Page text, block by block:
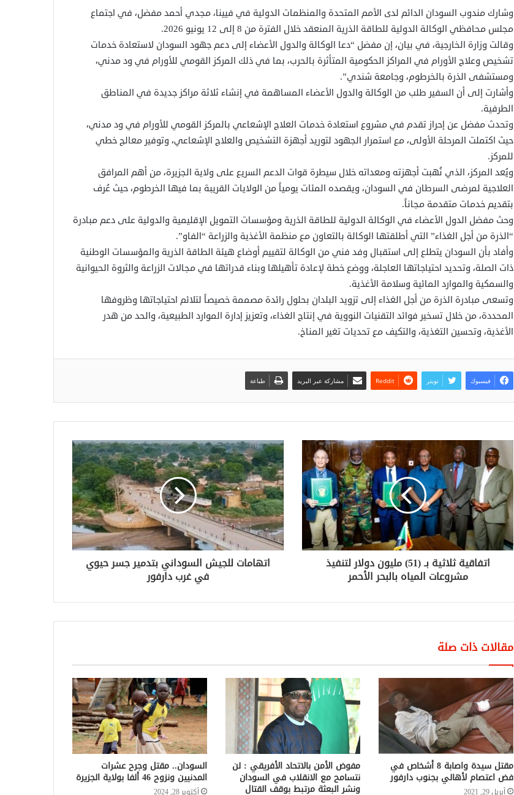
وشارك مندوب السودان الدائم لدى الأمم المتحدة والمنظمات الدولية في فيينا، مجدي أحمد مفضل، في اجتماع
مجلس محافظي الوكالة الدولية للطاقة الذرية المنعقد خلال الفترة من 8 إلى 12 يونيو 2026.
وقالت وزارة الخارجية، في بيان، إن مفضل “دعا الوكالة والدول الأعضاء إلى دعم جهود السودان لاستعادة خدمات
تشخيص وعلاج الأورام في المراكز الحكومية المتأثرة بالحرب، بما في ذلك المركز القومي للأورام في ود مدني،
ومستشفى الذرة بالخرطوم، وجامعة شندي”.
وأشارت إلى أن السفير طلب من الوكالة والدول الأعضاء المساهمة في إنشاء ثلاثة مراكز جديدة في المناطق
الطرفية.
وتحدث مفضل عن إحراز تقدم في مشروع استعادة خدمات العلاج الإشعاعي بالمركز القومي للأورام في ود مدني،
حيث اكتملت المرحلة الأولى، مع استمرار الجهود لتوريد أجهزة التشخيص والعلاج الإشعاعي، وتوفير معالج خطي
للمركز.
ويُعد المركز، الذي نُهبت أجهزته ومعداته خلال سيطرة قوات الدعم السريع على ولاية الجزيرة، من أهم المرافق
العلاجية لمرضى السرطان في السودان، ويقصده المئات يومياً من الولايات القريبة بما فيها الخرطوم، حيث عُرف
بتقديم خدمات متقدمة مجاناً.
وحث مفضل الدول الأعضاء في الوكالة الدولية للطاقة الذرية ومؤسسات التمويل الإقليمية والدولية على دعم مبادرة
“الذرة من أجل الغذاء” التي أطلقتها الوكالة بالتعاون مع منظمة الأغذية والزراعة “الفاو”.
وأفاد بأن السودان يتطلع إلى استقبال وفد فني من الوكالة لتقييم أوضاع هيئة الطاقة الذرية والمؤسسات الوطنية
ذات الصلة، وتحديد احتياجاتها العاجلة، ووضع خطة لإعادة تأهيلها وبناء قدراتها في مجالات الزراعة والثروة الحيوانية
والسمكية والموارد المائية وسلامة الأغذية.
وتسعى مبادرة الذرة من أجل الغذاء إلى تزويد البلدان بحلول رائدة مصممة خصيصاً لتلائم احتياجاتها وظروفها
المحددة، من خلال تسخير فوائد التقنيات النووية في إنتاج الغذاء، وتعزيز إدارة الموارد الطبيعية، والحد من هدر
الأغذية، وتحسين التغذية، والتكيف مع تحديات تغير المناخ.
فيسبوك تويتر مشاركة عبر البريد طباعة
اتفاقية ثلاثية بـ (51) مليون دولار لتنفيذ
مشروعات المياه بالبحر الأحمر
اتهامات للجيش السوداني بتدمير جسر حيوي
في غرب دارفور
مقالات ذات صلة
مقتل سيدة واصابة 8 أشخاص في
فض اعتصام لأهالي بجنوب دارفور
أبريل 29, 2021
مفوض الأمن بالاتحاد الأفريقي : لن
نتسامح مع الانقلاب في السودان
ونشر البعثة مرتبط بوقف القتال
السودان.. مقتل وجرح عشرات
المدنيين ونزوح 46 ألفا بولاية الجزيرة
أكتوبر 28, 2024